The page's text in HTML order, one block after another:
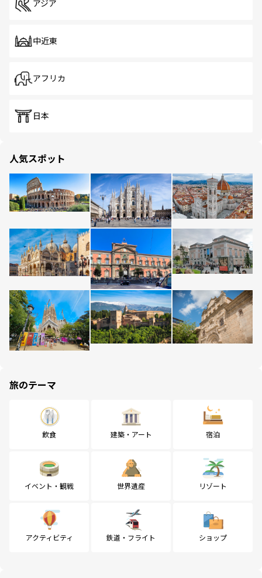
アジア
中近東
アフリカ
日本
人気スポット
旅のテーマ
飲食 建築・アート 宿泊
イベント・観戦 世界遺産 リゾート
アクティビティ 鉄道・フライト ショップ